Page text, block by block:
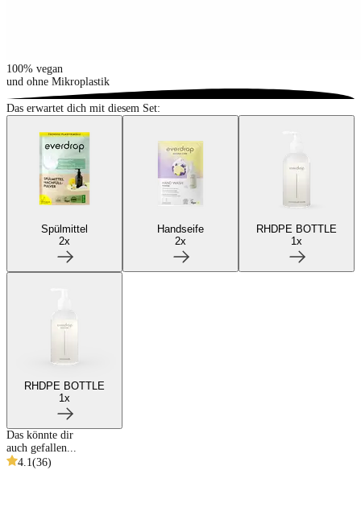
100% vegan
und ohne Mikroplastik
Das erwartet dich mit diesem Set:
Spülmittel
2x
Handseife
2x
RHDPE BOTTLE
1x
RHDPE BOTTLE
1x
Das könnte dir
auch gefallen...
4.1(36)